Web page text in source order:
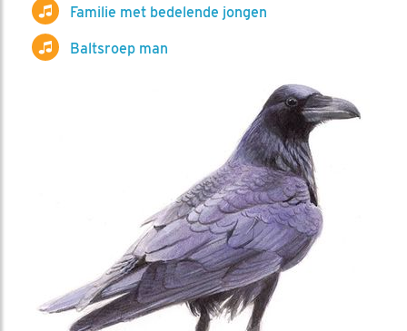
Familie met bedelende jongen
Baltsroep man